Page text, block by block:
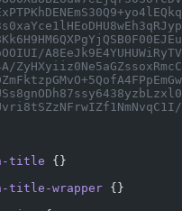
A8EeJk9E4YUHUWiRyTV
ZyHXyiiz0Ne5aGZssoxRmcC
title
{}
title-wrapper
{}